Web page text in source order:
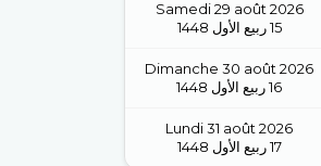
Samedi 29 août 2026
1448 ربيع الأول 15
Dimanche 30 août 2026
1448 ربيع الأول 16
Lundi 31 août 2026
1448 ربيع الأول 17